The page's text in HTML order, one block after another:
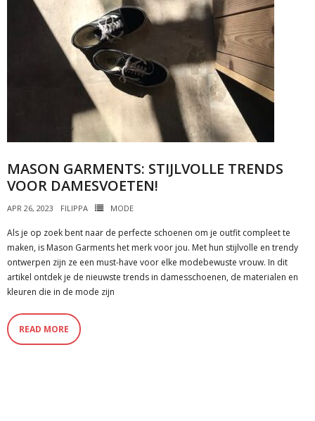
MASON GARMENTS: STIJLVOLLE TRENDS
VOOR DAMESVOETEN!
APR 26, 2023 FILIPPA MODE
Als je op zoek bent naar de perfecte schoenen om je outfit compleet te
maken, is Mason Garments het merk voor jou. Met hun stijlvolle en trendy
ontwerpen zijn ze een must-have voor elke modebewuste vrouw. In dit
artikel ontdek je de nieuwste trends in damesschoenen, de materialen en
kleuren die in de mode zijn
READ MORE